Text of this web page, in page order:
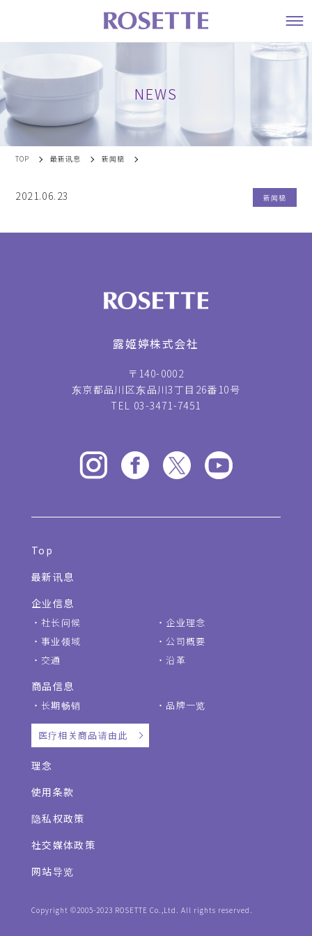
NEWS
TOP 最新讯息 新闻稿
2021.06.23 新闻稿
露姬婷株式会社
〒140-0002
东京都品川区东品川3丁目26番10号
TEL 03-3471-7451
Top
最新讯息
企业信息
社长问候
企业理念
事业领域
公司概要
交通
沿革
商品信息
长期畅销 品牌一览
医疗相关商品请由此
理念
使用条款
隐私权政策
社交媒体政策
网站导览
Copyright ©2005-2023 ROSETTE Co.,Ltd. All rights reserved.